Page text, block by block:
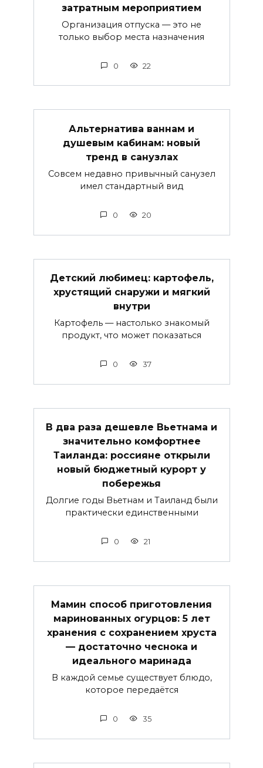
затратным мероприятием
Организация отпуска — это не
только выбор места назначения
0 22
Альтернатива ваннам и
душевым кабинам: новый
тренд в санузлах
Совсем недавно привычный санузел
имел стандартный вид
0 20
Детский любимец: картофель,
хрустящий снаружи и мягкий
внутри
Картофель — настолько знакомый
продукт, что может показаться
0 37
В два раза дешевле Вьетнама и
значительно комфортнее
Таиланда: россияне открыли
новый бюджетный курорт у
побережья
Долгие годы Вьетнам и Таиланд были
практически единственными
0 21
Мамин способ приготовления
маринованных огурцов: 5 лет
хранения с сохранением хруста
— достаточно чеснока и
идеального маринада
В каждой семье существует блюдо,
которое передаётся
0 35